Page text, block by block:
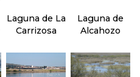
Laguna de La
Carrizosa
Laguna de
Alcahozo